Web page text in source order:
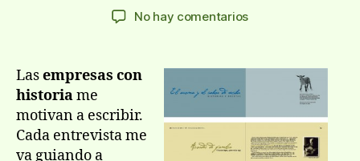
de
No hay comentariosen
debe
pacto
con
sus
Lasempresas con
historiame
motivan a escribir.
Cada entrevista me
va guiando a